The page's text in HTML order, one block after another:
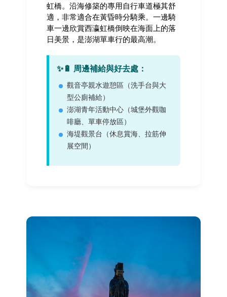
虹橋。沿海修築的專用自行車道極其舒
適，非常適合在黃昏時分騎乘。一邊騎
車一邊欣賞西瀛虹橋倒映在海面上的落
日美景，是澎湖單車行的最高潮。
✨🔋 周邊補給與好去處：
觀音亭親水遊憩區（洗手台與大
型公廁補給）
澎湖青年活動中心（城堡外觀咖
啡廳、單車停放區）
海堤觀景台（休息賞海、拉筋伸
展空間）